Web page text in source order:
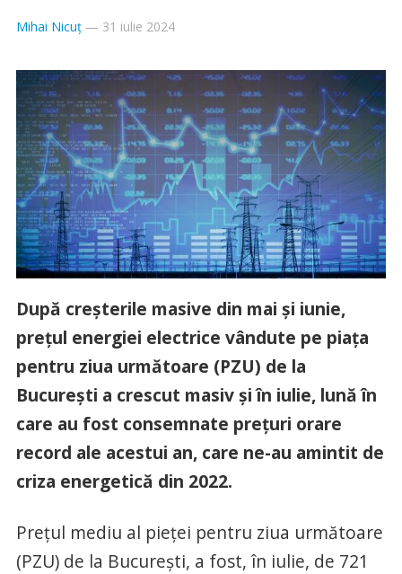
Mihai Nicuț— 31 iulie 2024
După creșterile masive din mai și iunie,
prețul energiei electrice vândute pe piața
pentru ziua următoare (PZU) de la
București a crescut masiv și în iulie, lună în
care au fost consemnate prețuri orare
record ale acestui an, care ne-au amintit de
criza energetică din 2022.
Prețul mediu al pieței pentru ziua următoare
(PZU) de la București, a fost, în iulie, de 721